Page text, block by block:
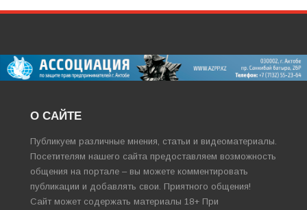
О САЙТЕ
Публикуем различные мнения, статьи и видеоматериалы.
Посетителям нашего сайта предоставляем возможность
общения на портале – вы можете комментировать
публикации и добавлять свои. Приятного общения!
Сайт может содержать материалы 18+ При